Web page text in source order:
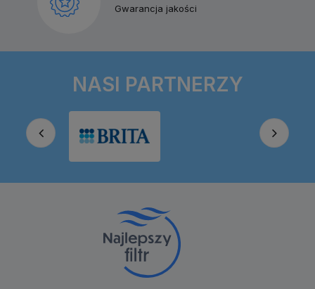
Gwarancja jakości
NASI PARTNERZY